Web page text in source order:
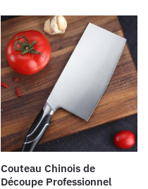
Couteau Chinois de
Découpe Professionnel